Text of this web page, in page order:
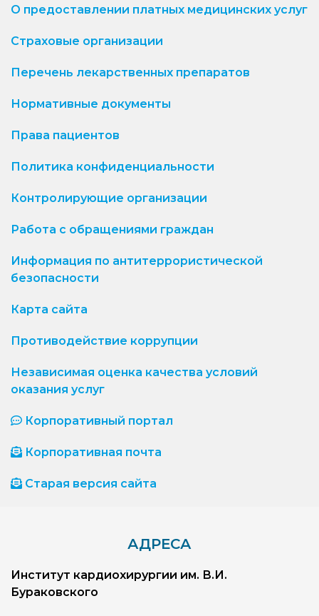
О предоставлении платных медицинских услуг
Страховые организации
Перечень лекарственных препаратов
Нормативные документы
Права пациентов
Политика конфиденциальности
Контролирующие организации
Работа с обращениями граждан
Информация по антитеррористической
безопасности
Карта сайта
Противодействие коррупции
Независимая оценка качества условий
оказания услуг
Корпоративный портал
Корпоративная почта
Старая версия сайта
АДРЕСА
Институт кардиохирургии им. В.И.
Бураковского